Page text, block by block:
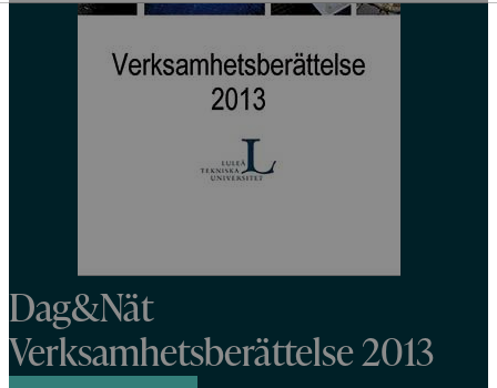
Dag&Nät
Verksamhetsberättelse 2013